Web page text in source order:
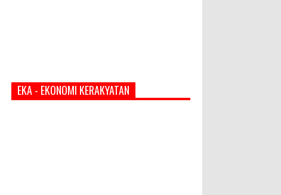
EKA - EKONOMI KERAKYATAN